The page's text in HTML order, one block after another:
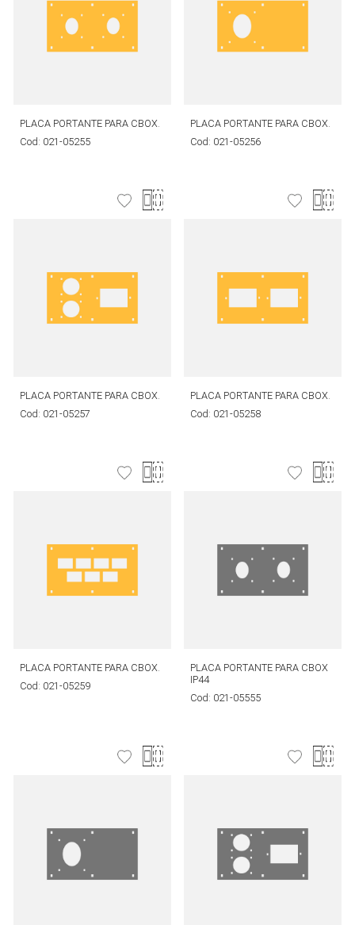
PLACA PORTANTE PARA CBOX.
Cod: 021-05255
PLACA PORTANTE PARA CBOX.
Cod: 021-05256
PLACA PORTANTE PARA CBOX.
Cod: 021-05257
PLACA PORTANTE PARA CBOX.
Cod: 021-05258
PLACA PORTANTE PARA CBOX.
Cod: 021-05259
PLACA PORTANTE PARA CBOX
IP44
Cod: 021-05555